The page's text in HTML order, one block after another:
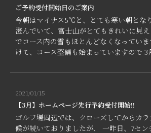
ご予約受付開始日のご案内
今朝はマイナス5℃と、とても寒い朝とな
澄んでいて、富士山がとてもきれいに見
でコース内の雪もほとんどなくなってい
けて、コース整備も始まっていますので
2021/01/15
【3月】ホームページ先行予約受付開始!!
ゴルフ場周辺では、クローズしてからカ
候が続いておりましたが、 一昨日、7セン